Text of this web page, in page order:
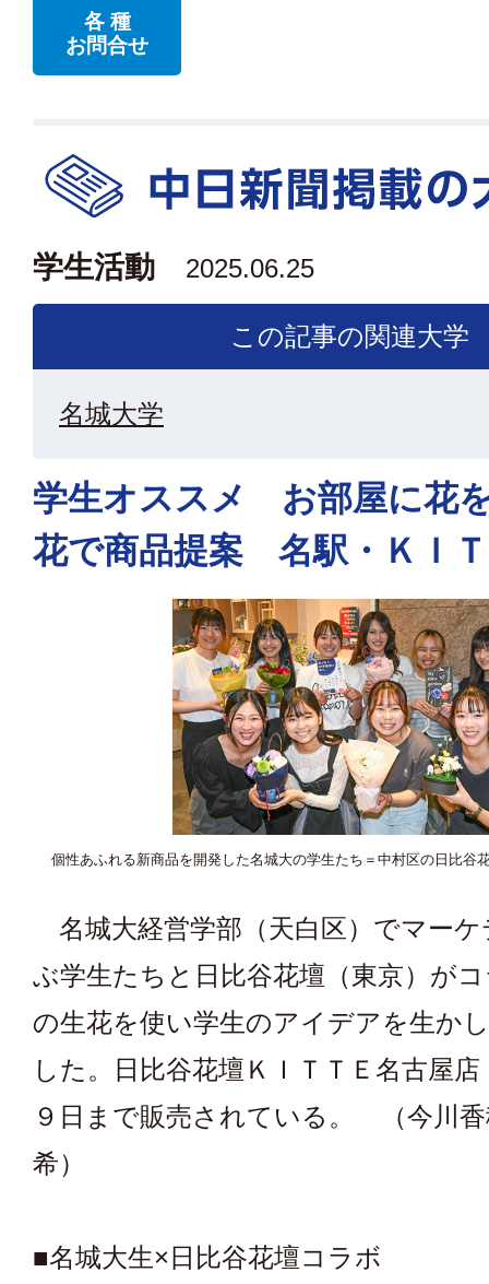
各 種
お問合せ
学生活動 2025.06.25
この記事の関連大学
名城大学
学生オススメ お部屋に花
花で商品提案 名駅・ＫＩ
個性あふれる新商品を開発した名城大の学生たち＝中村区の日比谷
名城大経営学部（天白区）でマー
ぶ学生たちと日比谷花壇（東京）が
の生花を使い学生のアイデアを生か
した。日比谷花壇ＫＩＴＴＥ名古屋
９日まで販売されている。 （今川
希）
■名城大生×日比谷花壇コラボ